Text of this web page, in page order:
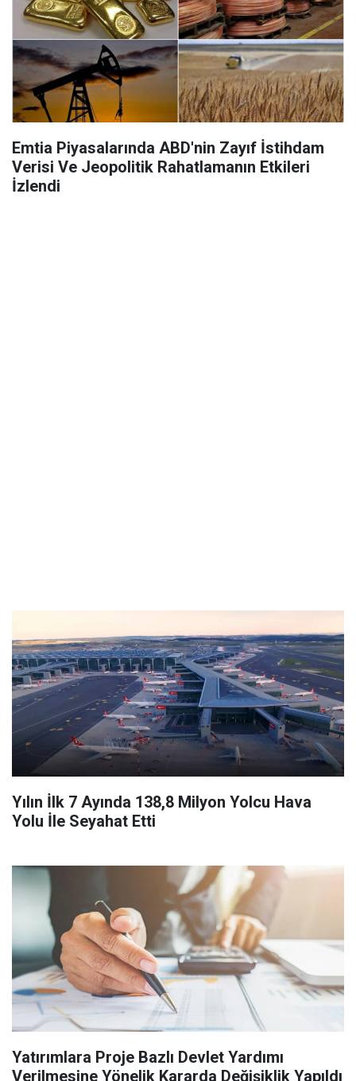
Emtia Piyasalarında ABD'nin Zayıf İstihdam
Verisi Ve Jeopolitik Rahatlamanın Etkileri
İzlendi
Yılın İlk 7 Ayında 138,8 Milyon Yolcu Hava
Yolu İle Seyahat Etti
Yatırımlara Proje Bazlı Devlet Yardımı
Verilmesine Yönelik Kararda Değişiklik Yapıldı